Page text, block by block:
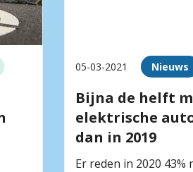
05-03-2021 Nieuws
Bijna de helft
elektrische
dan in 2019
Er reden in 2020 43%